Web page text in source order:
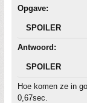
Opgave:
SPOILER
Antwoord:
SPOILER
Hoe komen ze in
0,67sec.